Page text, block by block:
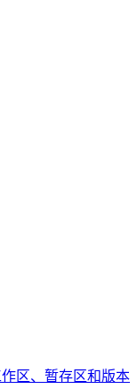
区、暂存区和版本